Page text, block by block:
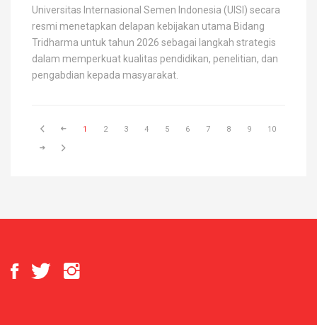
Universitas Internasional Semen Indonesia (UISI) secara
resmi menetapkan delapan kebijakan utama Bidang
Tridharma untuk tahun 2026 sebagai langkah strategis
dalam memperkuat kualitas pendidikan, penelitian, dan
pengabdian kepada masyarakat.
1 2 3 4 5 6 7 8 9 10